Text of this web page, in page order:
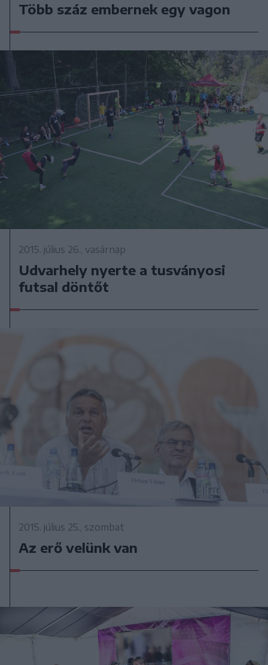
Több száz embernek egy vagon
2015. július 26., vasárnap
Udvarhely nyerte a tusványosi
futsal döntőt
2015. július 25., szombat
Az erő velünk van